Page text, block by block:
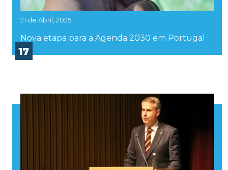
21 de Abril, 2025
Nova etapa para a Agenda 2030 em Portugal
17